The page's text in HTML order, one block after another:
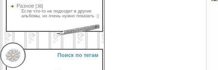
Разное [36]
Если что-то не подходит в другие
альбомы, но очень нужно показать :)
Поиск по тегам